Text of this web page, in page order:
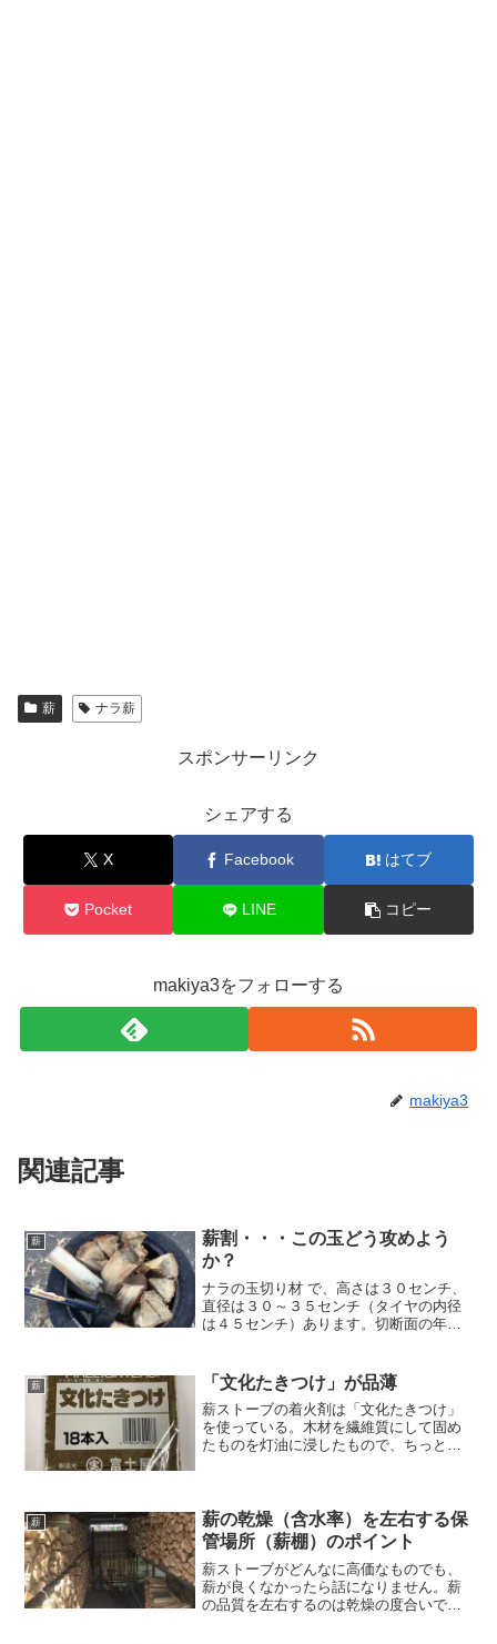
薪 ナラ薪
スポンサーリンク
シェアする
X Facebook はてブ
Pocket LINE コピー
makiya3をフォローする
makiya3
関連記事
薪
薪割・・・この玉どう攻めよう
か？
ナラの玉切り材 で、高さは３０センチ、
直径は３０～３５センチ（タイヤの内径
は４５センチ）あります。切断面の年輪
す。非常に手のかかる難物です。さて、
ここで問題です、あなた...
薪 「文化たきつけ」が品薄
薪ストーブの着火剤は「文化たきつけ」
を使っている。木材を繊維質にして固め
たものを灯油に浸したもので、ちっとも
れている。マッチ1...
薪
薪の乾燥（含水率）を左右する保
管場所（薪棚）のポイント
薪ストーブがどんなに高価なものでも、
薪が良くなかったら話になりません。薪
の品質を左右するのは乾燥の度合いで